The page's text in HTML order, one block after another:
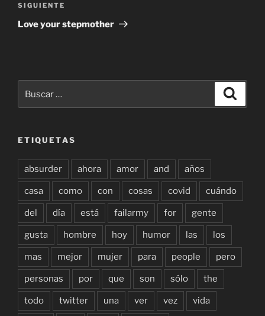
Siguiente
entrada
SIGUIENTE
Love your stepmother
por:
ETIQUETAS
absurder ahora amor and años
casa como con cosas covid cuándo
del día está failarmy for gente
gusta hombre hoy humor las los
mas mejor mujer para people pero
personas por que son sólo the
todo twitter una ver vez vida